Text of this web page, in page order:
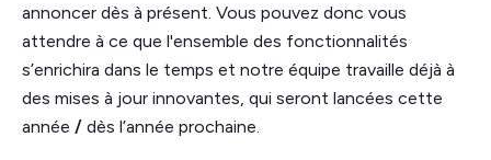
annoncer dès à présent. Vous pouvez donc vous
attendre à ce que l'ensemble des fonctionnalités
s’enrichira dans le temps et notre équipe travaille déjà à
des mises à jour innovantes, qui seront lancées cette
année / dès l’année prochaine.